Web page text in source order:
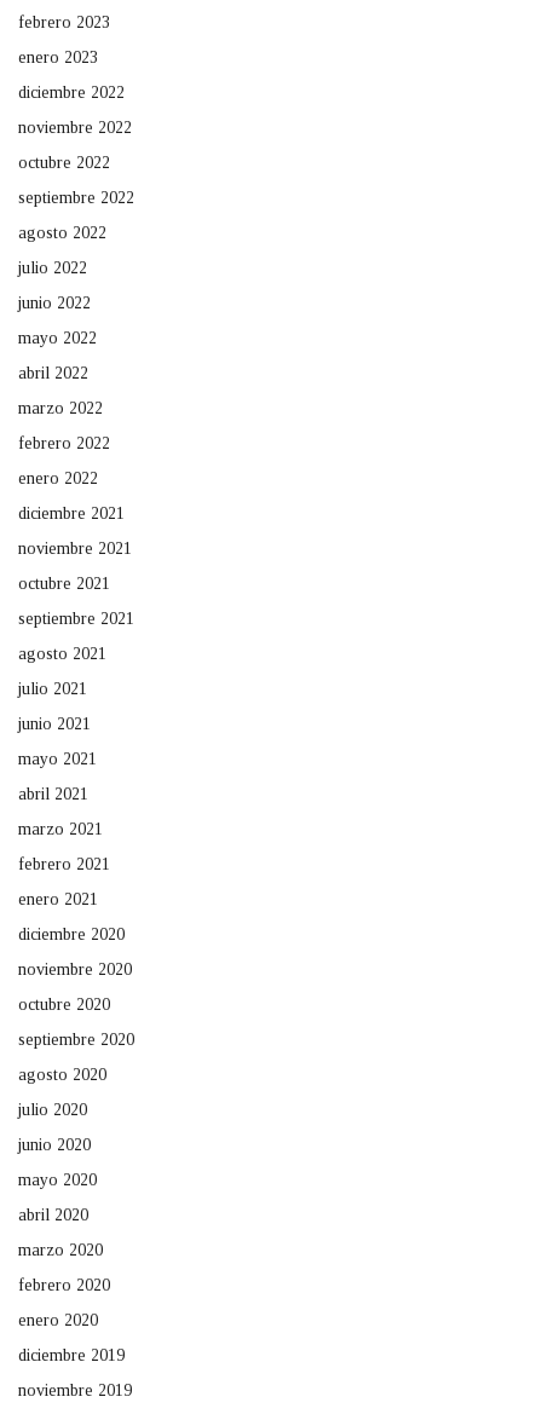
febrero 2023
enero 2023
diciembre 2022
noviembre 2022
octubre 2022
septiembre 2022
agosto 2022
julio 2022
junio 2022
mayo 2022
abril 2022
marzo 2022
febrero 2022
enero 2022
diciembre 2021
noviembre 2021
octubre 2021
septiembre 2021
agosto 2021
julio 2021
junio 2021
mayo 2021
abril 2021
marzo 2021
febrero 2021
enero 2021
diciembre 2020
noviembre 2020
octubre 2020
septiembre 2020
agosto 2020
julio 2020
junio 2020
mayo 2020
abril 2020
marzo 2020
febrero 2020
enero 2020
diciembre 2019
noviembre 2019